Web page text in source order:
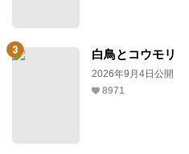
白鳥とコウモリ
2026年9月4日公開
8971